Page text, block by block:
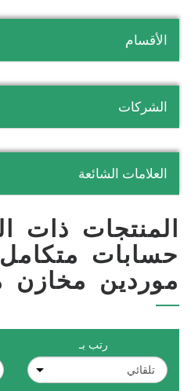
الأقسام
الشركات
العلامات الشائعة
المنتجات ذات
حسابات
موردين مخازن
رتب بـ